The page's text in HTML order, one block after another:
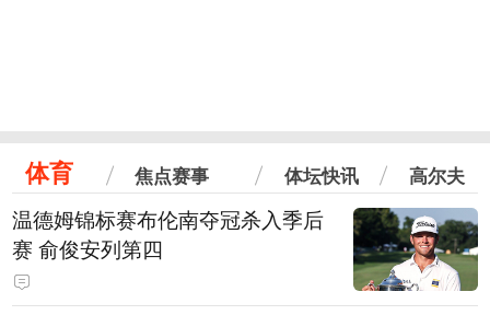
体育 焦点赛事 体坛快讯 高尔夫
温德姆锦标赛布伦南夺冠杀入季后
赛 俞俊安列第四